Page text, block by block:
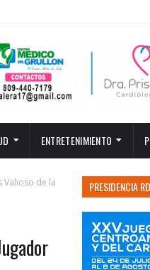
ENTRETENIMIENTO
Valioso de la
PRESIDENCIA RD